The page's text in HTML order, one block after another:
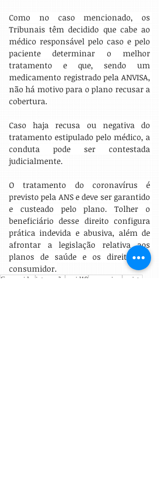
Como no caso mencionado, os
Tribunais têm decidido que cabe ao
médico responsável pelo caso e pelo
paciente determinar o melhor
tratamento e que, sendo um
medicamento registrado pela ANVISA,
não há motivo para o plano recusar a
cobertura.
Caso haja recusa ou negativa do
tratamento estipulado pelo médico, a
conduta pode ser contestada
judicialmente.
O tratamento do coronavírus é
previsto pela ANS e deve ser garantido
e custeado pelo plano. Tolher o
beneficiário desse direito configura
prática indevida e abusiva, além de
afrontar a legislação relativa aos
planos de saúde e os direitos do
consumidor.
Consumidor internação covid19 coronavirus paciete